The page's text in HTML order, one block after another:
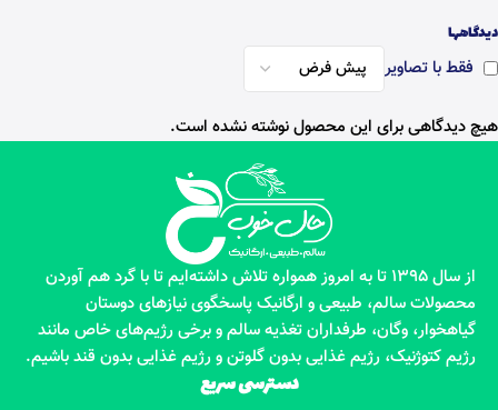
دیدگاهها
فقط با تصاویر
هیچ دیدگاهی برای این محصول نوشته نشده است.
از سال 1395 تا به امروز همواره تلاش داشته‌ایم تا با گرد هم آوردن
محصولات سالم، طبیعی و ارگانیک پاسخگوی نیازهای دوستان
گیاهخوار، وگان، طرفداران تغذیه سالم و برخی رژیم‌های خاص مانند
رژیم کتوژنیک، رژیم غذایی بدون گلوتن و رژیم غذایی بدون قند باشیم.
دسترسی سریع